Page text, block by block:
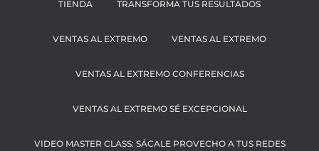
TIENDA TRANSFORMA TUS RESULTADOS
VENTAS AL EXTREMO VENTAS AL EXTREMO
VENTAS AL EXTREMO CONFERENCIAS
VENTAS AL EXTREMO SÉ EXCEPCIONAL
VIDEO MASTER CLASS: SÁCALE PROVECHO A TUS REDES